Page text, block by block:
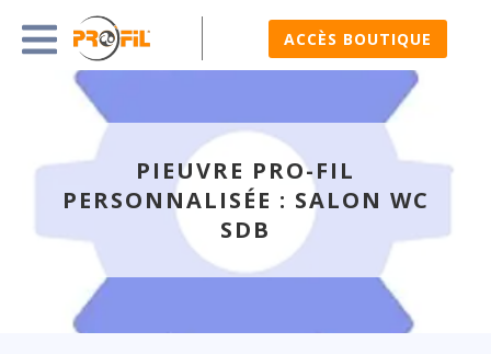
ACCÈS BOUTIQUE
PIEUVRE PRO-FIL
PERSONNALISÉE : SALON WC
SDB